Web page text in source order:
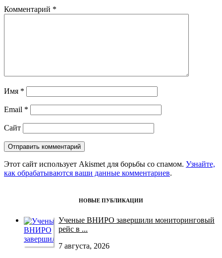
Комментарий *
Имя *
Email *
Сайт
Этот сайт использует Akismet для борьбы со спамом. Узнайте,
как обрабатываются ваши данные комментариев.
НОВЫЕ ПУБЛИКАЦИИ
Ученые ВНИРО завершили мониторинговый
рейс в ...
7 августа, 2026